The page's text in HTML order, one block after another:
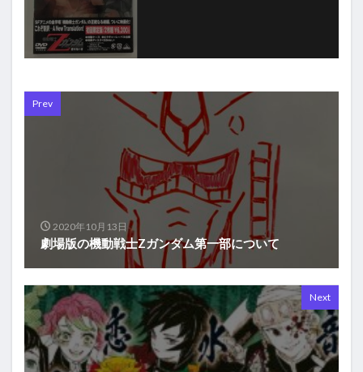
Prev
2020年10月13日
劇場版の機動戦士Zガンダム第一部について
Next